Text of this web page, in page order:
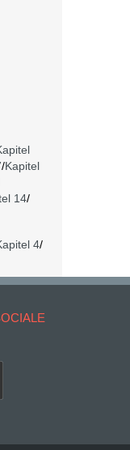
/Kapitel
14/
4/